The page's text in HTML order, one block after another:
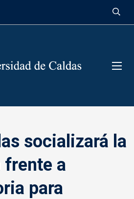
socializará la
frente a
para